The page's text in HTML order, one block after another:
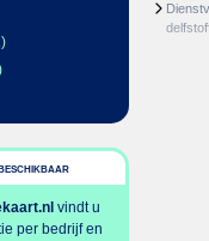
vindt u
per bedrijf en